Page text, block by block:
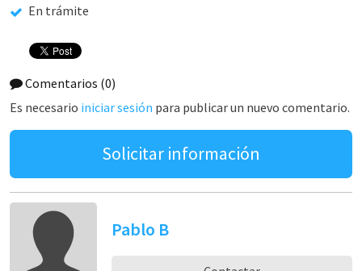
En trámite
Comentarios (0)
Es necesario iniciar sesión para publicar un nuevo comentario.
Solicitar información
Pablo B